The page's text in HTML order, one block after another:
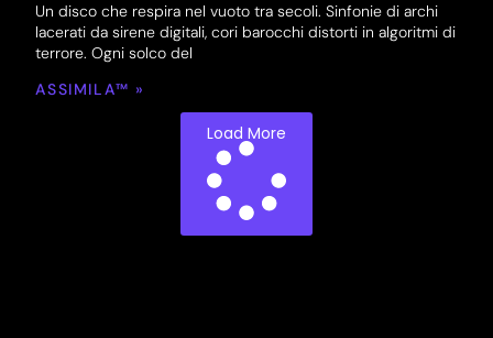
Un disco che respira nel vuoto tra secoli. Sinfonie di archi
lacerati da sirene digitali, cori barocchi distorti in algoritmi di
terrore. Ogni solco del
ASSIMILA™ »
Load More